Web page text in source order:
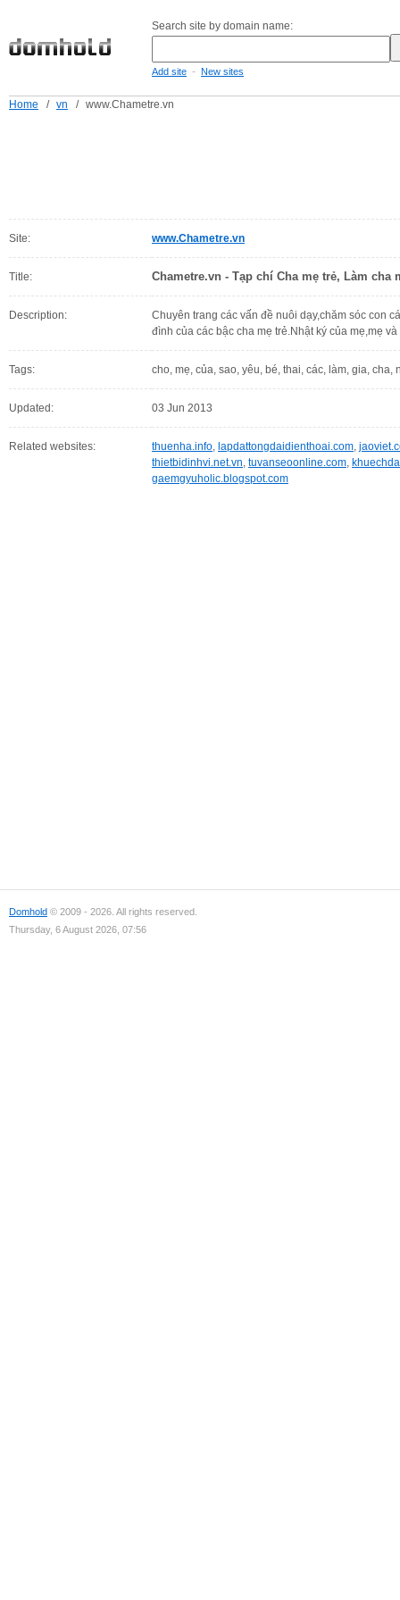
Search site by domain name:
Add site - New sites
Home / vn / www.Chametre.vn
Site: www.Chametre.vn
Title: Chametre.vn - Tạp chí Cha mẹ trẻ, Làm cha
Description:
Chuyên trang các vấn đề nuôi dạy,chăm sóc con
đình của các bậc cha mẹ trẻ.Nhật ký của mẹ,mẹ
Tags: cho, mẹ, của, sao, yêu, bé, thai, các, làm, gia, cha,
Updated: 03 Jun 2013
Related websites: thuenha.info, lapdattongdaidienthoai.com,
thietbidinhvi.net.vn, tuvanseoonline.com,
gaemgyuholic.blogspot.com
Domhold © 2009 - 2026. All rights reserved.
Thursday, 6 August 2026, 07:56